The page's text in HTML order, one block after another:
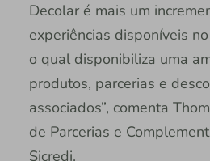
Decolar é mais um
experiências disponíveis
o qual disponibiliza uma
produtos, parcerias e
associados”, comenta
de Parcerias e
Sicredi.